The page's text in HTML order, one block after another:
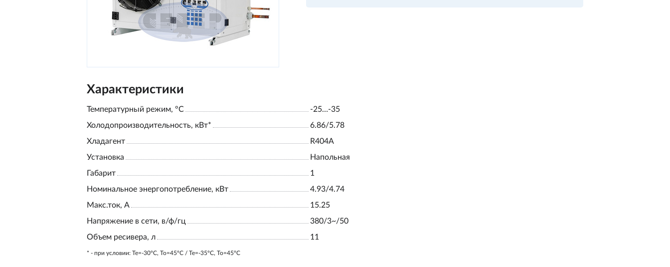
Характеристики
Температурный режим, °С
-25…-35
Холодопроизводительность, кВт*
6.86/5.78
Хладагент
R404A
Установка
Напольная
Габарит
1
Номинальное энергопотребление, кВт
4.93/4.74
Макс.ток, А
15.25
Напряжение в сети, в/ф/гц
380/3~/50
Объем ресивера, л
11
* - при условии: Te=-30ºC, To=45ºC / Te=-35ºC, To=45ºC